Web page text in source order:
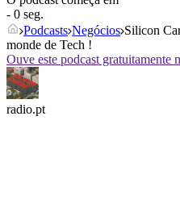
- 0 seg.
Podcasts Negócios Silicon
monde de Tech !
Ouve este podcast gratuitamente
radio.pt